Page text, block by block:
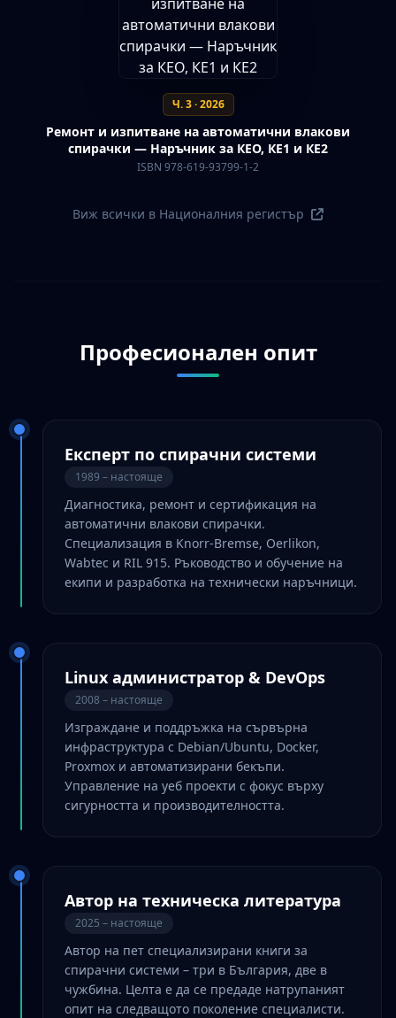
Ч. 3 · 2026
Ремонт и изпитване на автоматични влакови
спирачки — Наръчник за КЕО, КЕ1 и КЕ2
ISBN 978-619-93799-1-2
Виж всички в Националния регистър
Професионален опит
Експерт по спирачни системи
1989 – настояще
Диагностика, ремонт и сертификация на
автоматични влакови спирачки.
Специализация в Knorr-Bremse, Oerlikon,
Wabtec и RIL 915. Ръководство и обучение на
екипи и разработка на технически наръчници.
Linux администратор & DevOps
2008 – настояще
Изграждане и поддръжка на сървърна
инфраструктура с Debian/Ubuntu, Docker,
Proxmox и автоматизирани бекъпи.
Управление на уеб проекти с фокус върху
сигурността и производителността.
Автор на техническа литература
2025 – настояще
Автор на пет специализирани книги за
спирачни системи – три в България, две в
чужбина. Целта е да се предаде натрупаният
опит на следващото поколение специалисти.